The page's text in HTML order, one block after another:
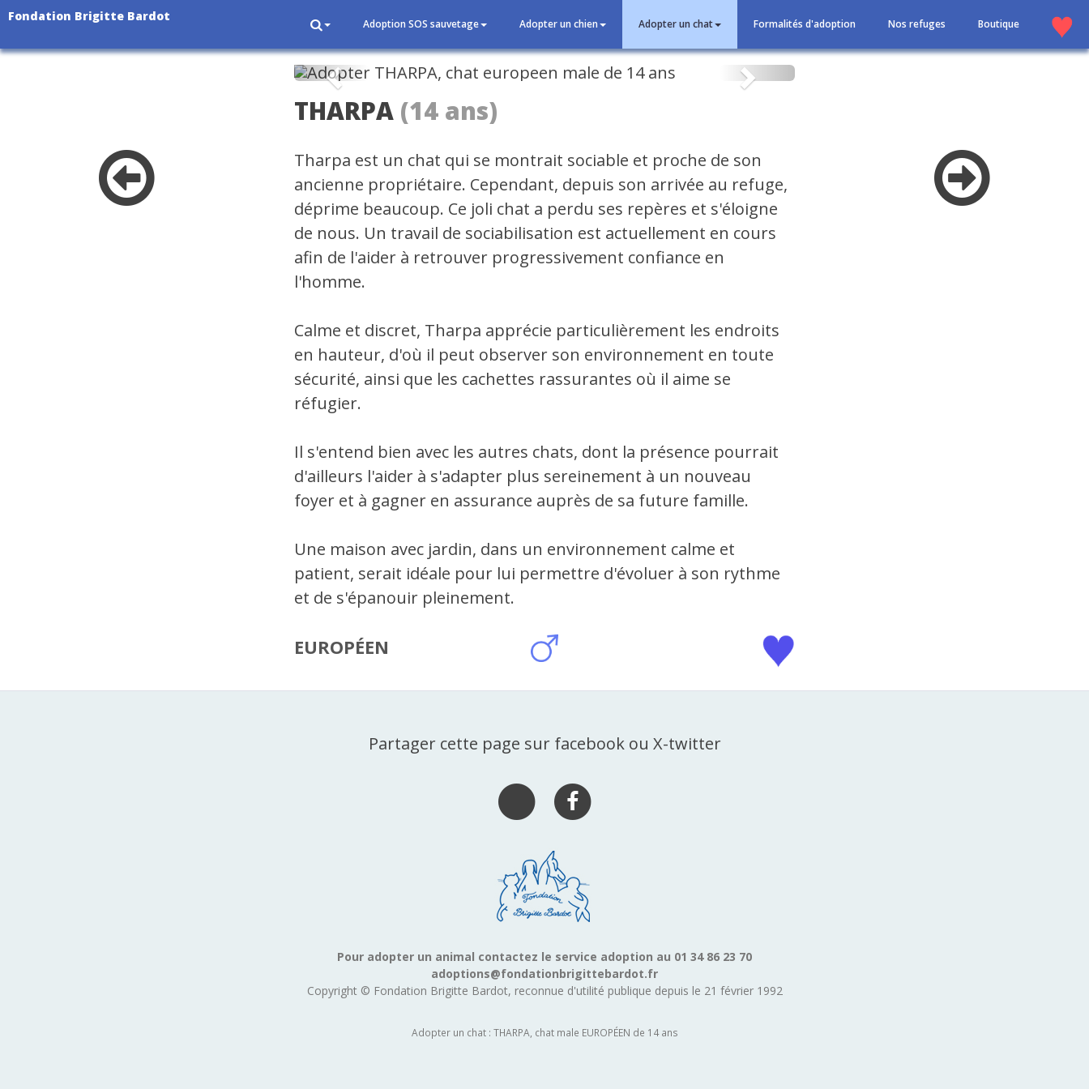
Fondation Brigitte Bardot
Adoption SOS sauvetage Adopter un chien Adopter un chat Formalités d'adoption Nos refuges Boutique
Précédent Suivant
THARPA (14 ans)
Tharpa est un chat qui se montrait sociable et proche de son
ancienne propriétaire. Cependant, depuis son arrivée au refuge,
déprime beaucoup. Ce joli chat a perdu ses repères et s'éloigne
de nous. Un travail de sociabilisation est actuellement en cours
afin de l'aider à retrouver progressivement confiance en
l'homme.
Calme et discret, Tharpa apprécie particulièrement les endroits
en hauteur, d'où il peut observer son environnement en toute
sécurité, ainsi que les cachettes rassurantes où il aime se
réfugier.
Il s'entend bien avec les autres chats, dont la présence pourrait
d'ailleurs l'aider à s'adapter plus sereinement à un nouveau
foyer et à gagner en assurance auprès de sa future famille.
Une maison avec jardin, dans un environnement calme et
patient, serait idéale pour lui permettre d'évoluer à son rythme
et de s'épanouir pleinement.
EUROPÉEN
Partager cette page sur facebook ou X-twitter
Pour adopter un animal contactez le service adoption au 01 34 86 23 70
adoptions@fondationbrigittebardot.fr
Copyright © Fondation Brigitte Bardot, reconnue d'utilité publique depuis le 21 février 1992
Adopter un chat : THARPA, chat male EUROPÉEN de 14 ans